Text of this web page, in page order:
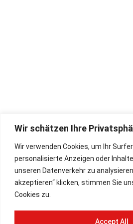
Wir schätzen Ihre
Wir verwenden Cookies, um Ihr
personalisierte Anzeigen oder
unseren Datenverkehr zu
akzeptieren“ klicken, stimmen Sie
Cookies zu.
Accept All
English
AGB
Paypal Plus
Vorkasse